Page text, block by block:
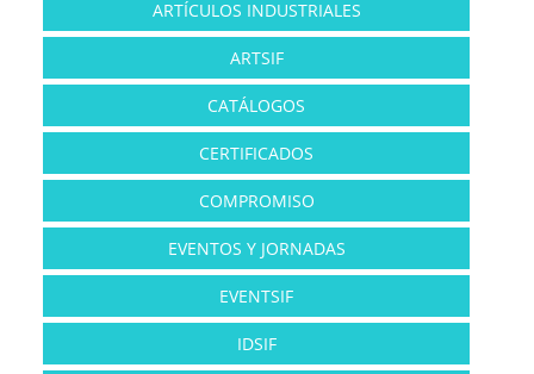
ARTÍCULOS INDUSTRIALES
ARTSIF
CATÁLOGOS
CERTIFICADOS
COMPROMISO
EVENTOS Y JORNADAS
EVENTSIF
IDSIF